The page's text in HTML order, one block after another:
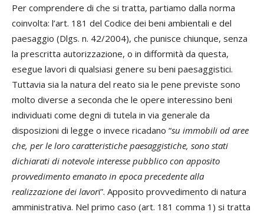
Per comprendere di che si tratta, partiamo dalla norma
coinvolta: l’art. 181 del Codice dei beni ambientali e del
paesaggio (Dlgs. n. 42/2004), che punisce chiunque, senza
la prescritta autorizzazione, o in difformità da questa,
esegue lavori di qualsiasi genere su beni paesaggistici.
Tuttavia sia la natura del reato sia le pene previste sono
molto diverse a seconda che le opere interessino beni
individuati come degni di tutela in via generale da
disposizioni di legge o invece ricadano “su immobili od aree
che, per le loro caratteristiche paesaggistiche, sono stati
dichiarati di notevole interesse pubblico con apposito
provvedimento emanato in epoca precedente alla
realizzazione dei lavori”. Apposito provvedimento di natura
amministrativa. Nel primo caso (art. 181 comma 1) si tratta